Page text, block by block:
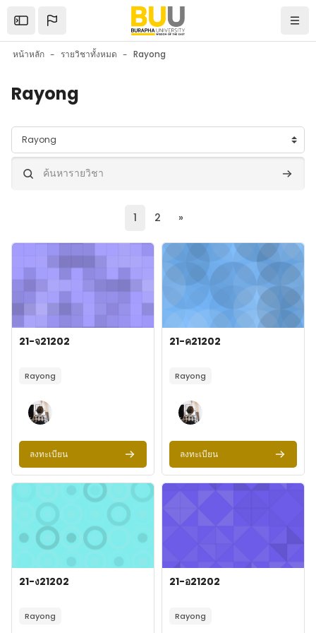
Open the sidebar
หน้าหลัก รายวิชาทั้งหมด Rayong
Rayong
ประเภทของรายวิชา
ค้นหารายวิชา ค้นหา
1(current)
2 »
Next page
ภาพของรายวิชา" 21-จ21202
ภาพของรายวิชา
Course name
21-จ21202
Rayong
ลงทะเบียน
ภาพของรายวิชา" 21-ค21202
ภาพของรายวิชา
Course name
21-ค21202
Rayong
ลงทะเบียน
ภาพของรายวิชา" 21-ง21202
ภาพของรายวิชา
Course name
21-ง21202
Rayong
ภาพของรายวิชา" 21-อ21202
ภาพของรายวิชา
Course name
21-อ21202
Rayong